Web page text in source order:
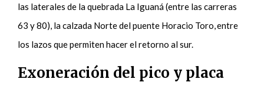
las laterales de la quebrada La Iguaná (entre las carreras
63 y 80), la calzada Norte del puente Horacio Toro, entre
los lazos que permiten hacer el retorno al sur.
Exoneración del pico y placa